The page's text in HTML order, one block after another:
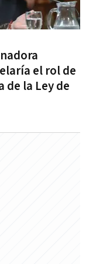
el rol de
de la Ley de